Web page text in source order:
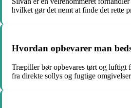
hvilket gør det nemt at finde det rette
Hvordan opbevarer man
Træpiller bør opbevares tørt og luftigt
fra direkte sollys og fugtige